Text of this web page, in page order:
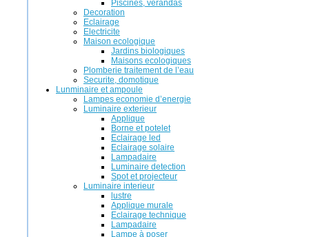
Piscines, verandas
Decoration
Eclairage
Electricite
Maison ecologique
Jardins biologiques
Maisons ecologiques
Plomberie traitement de l’eau
Securite, domotique
Lunminaire et ampoule
Lampes economie d’energie
Luminaire exterieur
Applique
Borne et potelet
Eclairage led
Eclairage solaire
Lampadaire
Luminaire detection
Spot et projecteur
Luminaire interieur
lustre
Applique murale
Eclairage technique
Lampadaire
Lampe à poser